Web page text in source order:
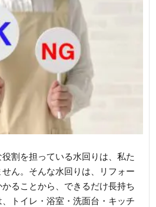
割を担っている水回りは、私た
ん。そんな水回りは、リフォー
ることから、できるだけ長持ち
トイレ・浴室・洗面台・キッチ